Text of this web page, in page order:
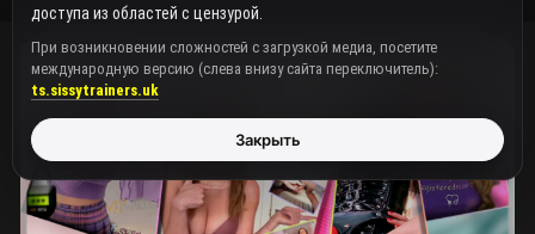
доступа из областей с цензурой.
При возникновении сложностей с загрузкой медиа, посетите
международную версию (слева внизу сайта переключитель):
ts.sissytrainers.uk
Закрыть